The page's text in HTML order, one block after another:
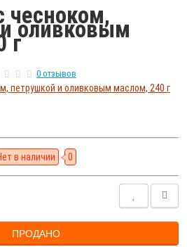
чесноком,
оливковым
г
0 отзывов
в наличии 0
ПРОДАНО